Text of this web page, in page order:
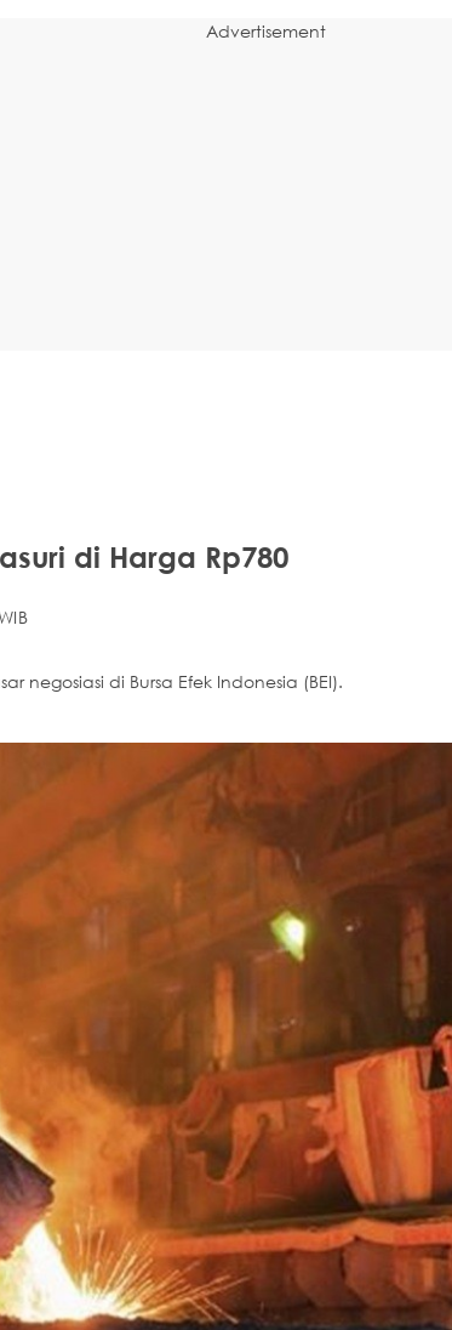
Advertisement
di Harga Rp780
negosiasi di Bursa Efek Indonesia (BEI).